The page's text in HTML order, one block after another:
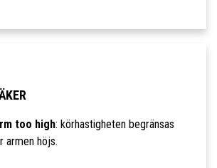
too high: körhastigheten begränsas
armen höjs.